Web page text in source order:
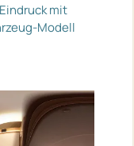
mit
Modell